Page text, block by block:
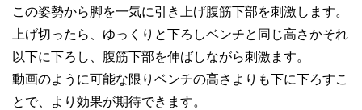
この姿勢から脚を一気に引き上げ腹筋下部を刺激します。
上げ切ったら、ゆっくりと下ろしベンチと同じ高さかそれ
以下に下ろし、腹筋下部を伸ばしながら刺激ます。
動画のように可能な限りベンチの高さよりも下に下ろすこ
とで、より効果が期待できます。